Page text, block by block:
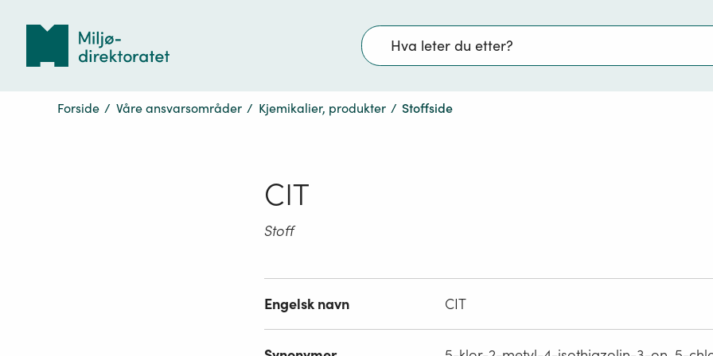
Søk
Forside / Våre ansvarsområder / Kjemikalier, produkter / Stoffside
CIT
Stoff
Engelsk navn CIT